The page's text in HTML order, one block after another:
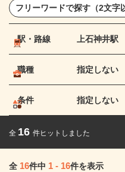
駅・路線 上石神井駅
職種 指定しない
条件 指定しない
全 16 件ヒットしました
全 16件中 1 - 16件を表示